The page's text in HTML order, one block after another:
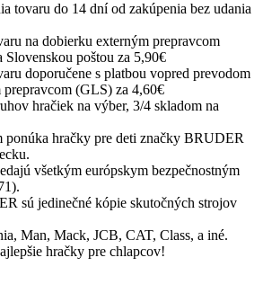
tovaru do 14 dní od zakúpenia bez udania
na dobierku externým prepravcom
Slovenskou poštou za 5,90€
doporučene s platbou vopred prevodom
prepravcom (GLS) za 4,60€
hračiek na výber, 3/4 skladom na
ponúka hračky pre deti značky BRUDER
všetkým európskym bezpečnostným
sú jedinečné kópie skutočných strojov
Man, Mack, JCB, CAT, Class, a iné.
hračky pre chlapcov!